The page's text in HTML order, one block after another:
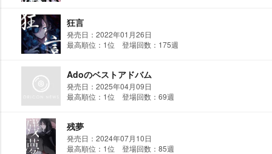
狂言
発売日：2022年01月26日
最高順位：1位 登場回数：175週
Adoのベストアドバム
発売日：2025年04月09日
最高順位：1位 登場回数：69週
残夢
発売日：2024年07月10日
最高順位：1位 登場回数：85週